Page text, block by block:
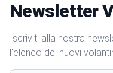
Newsletter
Iscriviti alla nostra
l'elenco dei nuovi